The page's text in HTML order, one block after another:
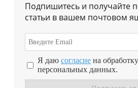
Подпишитесь и получайте
статьи в вашем почтовом
Я даю согласие на
персональных данных.